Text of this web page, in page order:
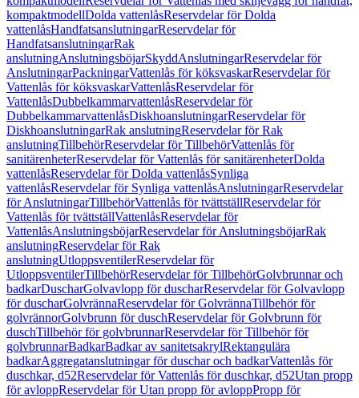
kompaktmodellDolda vattenlåsReservdelar för Dolda
vattenlåsHandfatsanslutningarReservdelar för
HandfatsanslutningarRak
anslutningAnslutningsböjarSkyddAnslutningarReservdelar för
AnslutningarPackningarVattenlås för köksvaskarReservdelar för
Vattenlås för köksvaskarVattenlåsReservdelar för
VattenlåsDubbelkammarvattenlåsReservdelar för
DubbelkammarvattenlåsDiskhoanslutningarReservdelar för
DiskhoanslutningarRak anslutningReservdelar för Rak
anslutningTillbehörReservdelar för TillbehörVattenlås för
sanitärenheterReservdelar för Vattenlås för sanitärenheterDolda
vattenlåsReservdelar för Dolda vattenlåsSynliga
vattenlåsReservdelar för Synliga vattenlåsAnslutningarReservdelar
för AnslutningarTillbehörVattenlås för tvättställReservdelar för
Vattenlås för tvättställVattenlåsReservdelar för
VattenlåsAnslutningsböjarReservdelar för AnslutningsböjarRak
anslutningReservdelar för Rak
anslutningUtloppsventilerReservdelar för
UtloppsventilerTillbehörReservdelar för TillbehörGolvbrunnar och
badkarDuscharGolvavlopp för duscharReservdelar för Golvavlopp
för duscharGolvrännaReservdelar för GolvrännaTillbehör för
golvrännorGolvbrunn för duschReservdelar för Golvbrunn för
duschTillbehör för golvbrunnarReservdelar för Tillbehör för
golvbrunnarBadkarBadkar av sanitetsakrylRektangulära
badkarAggregatanslutningar för duschar och badkarVattenlås för
duschkar, d52Reservdelar för Vattenlås för duschkar, d52Utan propp
för avloppReservdelar för Utan propp för avloppPropp för